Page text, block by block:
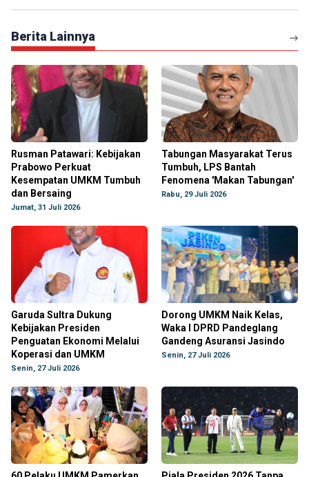
Berita Lainnya
Rusman Patawari: Kebijakan
Prabowo Perkuat
Kesempatan UMKM Tumbuh
dan Bersaing
Jumat, 31 Juli 2026
Tabungan Masyarakat Terus
Tumbuh, LPS Bantah
Fenomena 'Makan Tabungan'
Rabu, 29 Juli 2026
Garuda Sultra Dukung
Kebijakan Presiden
Penguatan Ekonomi Melalui
Koperasi dan UMKM
Senin, 27 Juli 2026
Dorong UMKM Naik Kelas,
Waka I DPRD Pandeglang
Gandeng Asuransi Jasindo
Senin, 27 Juli 2026